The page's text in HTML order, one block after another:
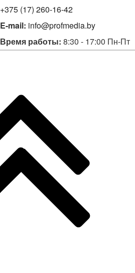
+375 (17) 260-16-42
E-mail: info@profmedia.by
Время работы: 8:30 - 17:00 Пн-Пт